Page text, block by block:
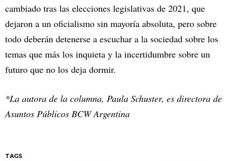
cambiado tras las elecciones legislativas de 2021, que
dejaron a un oficialismo sin mayoría absoluta, pero sobre
todo deberán detenerse a escuchar a la sociedad sobre los
temas que más los inquieta y la incertidumbre sobre un
futuro que no los deja dormir.
*La autora de la columna, Paula Schuster, es directora de
Asuntos Públicos BCW Argentina
TAGS